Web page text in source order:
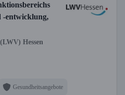
-entwicklung,
Hessen
Gesundheitsangebote